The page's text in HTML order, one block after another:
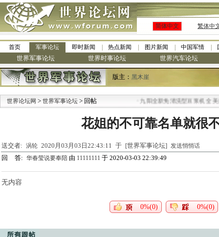
简体中文 繁体中
首页 军事论坛 即时新闻 热点新闻 图片新闻 中国军情
世界军事论坛 世界时事论坛 世界汽车论坛
版主： 黑木崖
世界论坛网 > 世界军事论坛 > 回帖 九阳全新免清洗型豆浆机 全美最
花姐的不可靠名单就很
送交者: 涡轮 2020月03月03日22:43:11 于 [世界军事论坛] 发送悄悄话
回 答: 华春莹说要奉陪 由 11111111 于 2020-03-03 22:39:49
无内容
0%(0) 0%(0)